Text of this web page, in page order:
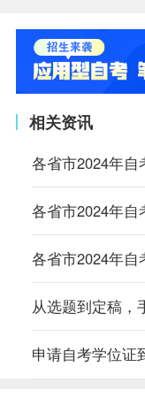
相关资讯
各省市2024年
各省市2024年
从选题到定稿，
申请自考学位证